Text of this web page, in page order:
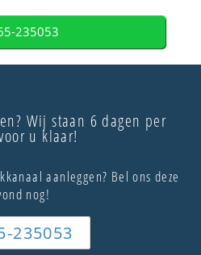
235053
Wij staan 6 dagen per
u klaar!
aanleggen? Bel ons deze
nog!
235053